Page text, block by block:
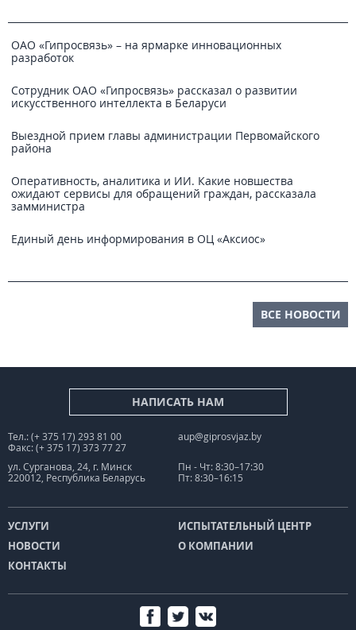
ОАО «Гипросвязь» – на ярмарке инновационных
разработок
Сотрудник ОАО «Гипросвязь» рассказал о развитии
искусственного интеллекта в Беларуси
Выездной прием главы администрации Первомайского
района
Оперативность, аналитика и ИИ. Какие новшества
ожидают сервисы для обращений граждан, рассказала
замминистра
Единый день информирования в ОЦ «Аксиос»
ВСЕ НОВОСТИ
НАПИСАТЬ НАМ
Тел.: (+ 375 17) 293 81 00
Факс: (+ 375 17) 373 77 27
aup@giprosvjaz.by
ул. Сурганова, 24, г. Минск
220012, Республика Беларусь
Пн - Чт: 8:30–17:30
Пт: 8:30–16:15
УСЛУГИ
ИСПЫТАТЕЛЬНЫЙ ЦЕНТР
НОВОСТИ
О КОМПАНИИ
КОНТАКТЫ